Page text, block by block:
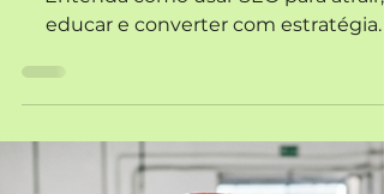
detalhe técnico: é o
jeito mais direto de
ouvir o mercado
Entenda como usar SEO para atrair,